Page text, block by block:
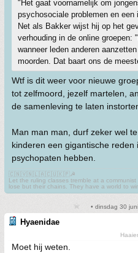
"Het gaat voornamelijk om
psychosociale problemen en
Net als Bakker wijst hij op het
verhouding in de online
wanneer leden anderen
moorden. Dat baart ons de
Wtf is dit weer voor nieuwe
tot zelfmoord, jezelf martelen,
de samenleving te laten
Man man man, durf zeker wel
kinderen een gigantische
psychopaten hebben.
🇨🇳🇻🇳🇱🇦🇨🇺🇰🇵☭
Let the ruling classes tremble at a
lose but their chains. They have a world to
• dinsdag 30
Hyaenidae
Moet hij weten.